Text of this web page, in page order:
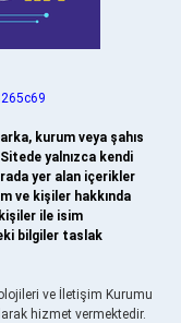
kurum veya şahıs
yalnızca kendi
yer alan içerikler
ve kişiler hakkında
ile isim
bilgiler taslak
ve İletişim Kurumu
hizmet vermektedir.